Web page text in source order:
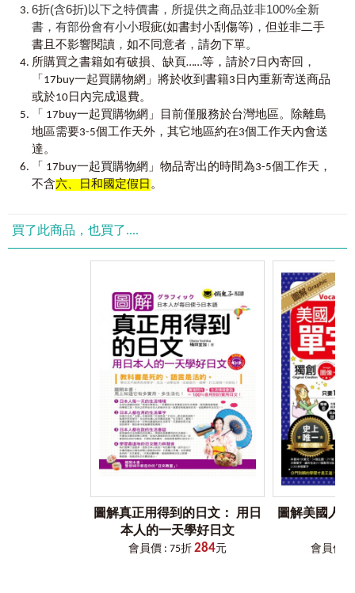
我在課堂上，總會試著用英文和孩子對話，漸漸地，孩子們
都可以不用依靠中師，直接和我交談了，這實在讓我感到欣
慰！比起以前，剛進入這個業界時，不敢開口說的學生總是
讓我很頭痛，明明他們有學過英文，為何說不出口呢？《
圖解用老外的方法學英文》這本書的出現，希望能夠讓台灣
孩子們了解，英文其實比中文還簡單！只要用我們的方法，
讓自己去嘗試各種情境，英語絕對會習慣成自然的脫口而
出！（30歲，Canada，幼稚園外籍教師）
如果你還在困惑、還在掙扎，別怪我沒提醒你！
聽聽專業外師的說法吧！
【使用說明】
a.看的說的都是英文
本書以老外的方法，從生活周遭的各種場景切入，讓讀者看
的習慣，就連走在路上放空都可以記單字。記起單字後再透
過不斷的練習，大聲說出口，往後只要一出門，看的說的都
單字分類記憶最快速
本書將單字按照情境主題分類，看到標題即可迅速連結同性
質的單字，條理分明，讓讀者記起單字來事半功倍！難度高
的單字亦搭配精確圖解，不僅訓練到您看單字的速度，更激
發您記憶的腦力。讓讀者往後看到圖就可以想到單字；看到
單字就能馬上知道意思！
圖說文字融合會話，說話也可圖解
每單元的會話部分皆搭配該單元的萬用情境圖，讓讀者一看
就能夠明白，在哪些場合、和哪些人可以用上這些句子。下
次碰到老外，只需要勇敢說出口，就連他們也一定會稱讚您
情境分類會話，書到用時好方便
Unit1先找個工作吧Find a job
Unit2工作上的大小事 Lots of work
Unit3行行出狀元 Master it
Chapter9科技，始終來自人性Humanity makes technology
Unit1光速的世代 Internet generation
Unit2生活中無所不在 Everywhere in our lives
Unit3現代人的生命線 Modern people’s lifeblood.
Chapter10環遊世界8分鐘Travel around the world
Unit1 起飛囉！請繫好安全帶Fasten your seatbelt
Unit2 出門走跳去 Fooling around
Unit3 需要休息一下Take a rest
Chapter11生活中的必要之美No Music No Life
Unit2鎂光燈下Under the spotlight
Unit4跟我一起大聲唱Sing out Loudly
一場視覺與聽覺的最高享受What a movie!
Unit1看電影去Go See a Movie
Unit2開麥拉！Action!
Unit3你也可以是電影名嘴Be a movie critic
愛與和平救地球 Love & Peace
Unit1關於愛 About love
Unit2關於家庭 About family
Unit3關於差異 About different
Unit4關於恨 About hatred
喜怒哀樂愛惡欲Changing your mind
Unit1 天天都有好心情 Happy every day
Unit2 天空藍藍的 The sky is blue
Unit3 下起午後雷陣雨 Thunderstorms
需擔心因變換不出新詞句而懼怕與外國人交談。
《全圖解用老外的方法學英文》不僅是唯一一本不需要太
多華而無實的英文對談技巧，就能說出真正讓外國人對你刮
目相看的英文口說練習書，也是一本能改變你生活方式的圖
文並茂單字寶典。只要你敢開口、並照著老外的方法學習，
保證連他們都會讚嘆你的英文能力的。
6折(含6折)以下之特價書，所提供之商品並非100%全新
書，有部份會有小小瑕疵(如書封小刮傷等) ， 但並非二手
書且不影響閱讀 ， 如不同意者 ， 請勿下單。
所購買之書籍如有破損、缺頁……等，請於7日內寄回 ，
「17buy一起買購物網」將於收到書籍3日內重新寄送商品
或於10日內完成退費。
「 17buy一起買購物網」目前僅服務於台灣地區。除離島
地區需要3-5個工作天外，其它地區約在3個工作天內會送
達。
「 17buy一起買購物網」物品寄出的時間為3-5個工作天，
不含六、日和國定假日 。
買了此商品，也買了....
圖解真正用得到的日文： 用日
本人的一天學好日文
會員價 : 75折 284元
圖解美國人
會員價 :